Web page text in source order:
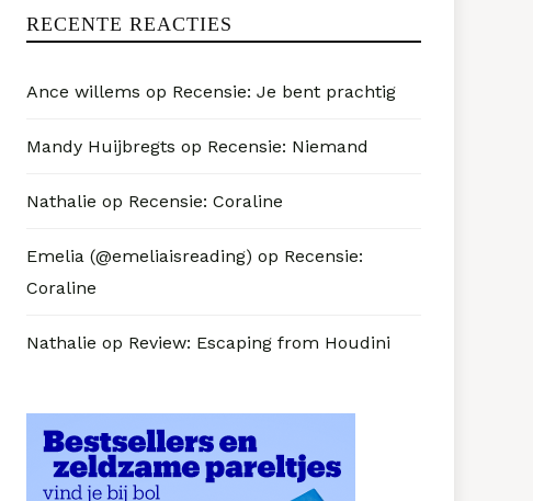
RECENTE REACTIES
Ance willems op Recensie: Je bent prachtig
Mandy Huijbregts op Recensie: Niemand
Nathalie op Recensie: Coraline
Emelia (@emeliaisreading) op Recensie:
Coraline
Nathalie op Review: Escaping from Houdini